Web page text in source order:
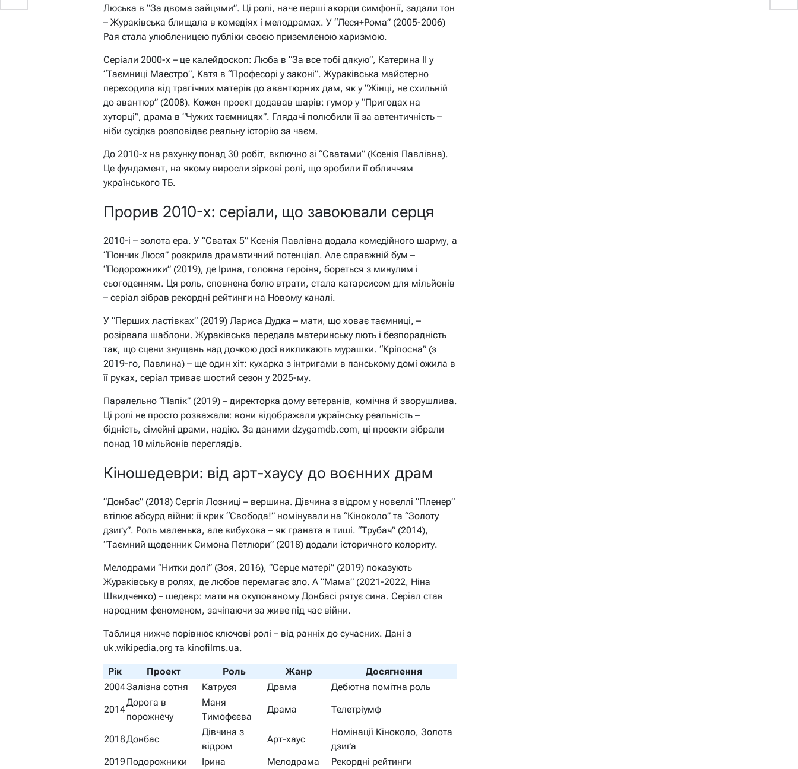
Люська в “За двома зайцями”. Ці ролі, наче перші акорди симфонії, задали тон
– Жураківська блищала в комедіях і мелодрамах. У “Леся+Рома” (2005-2006)
Рая стала улюбленицею публіки своєю приземленою харизмою.
Серіали 2000-х – це калейдоскоп: Люба в “За все тобі дякую”, Катерина II у
“Таємниці Маестро”, Катя в “Професорі у законі”. Жураківська майстерно
переходила від трагічних матерів до авантюрних дам, як у “Жінці, не схильній
до авантюр” (2008). Кожен проект додавав шарів: гумор у “Пригодах на
хуторці”, драма в “Чужих таємницях”. Глядачі полюбили її за автентичність –
ніби сусідка розповідає реальну історію за чаєм.
До 2010-х на рахунку понад 30 робіт, включно зі “Сватами” (Ксенія Павлівна).
Це фундамент, на якому виросли зіркові ролі, що зробили її обличчям
українського ТБ.
Прорив 2010-х: серіали, що завоювали серця
2010-і – золота ера. У “Сватах 5” Ксенія Павлівна додала комедійного шарму, а
“Пончик Люся” розкрила драматичний потенціал. Але справжній бум –
“Подорожники” (2019), де Ірина, головна героїня, бореться з минулим і
сьогоденням. Ця роль, сповнена болю втрати, стала катарсисом для мільйонів
– серіал зібрав рекордні рейтинги на Новому каналі.
У “Перших ластівках” (2019) Лариса Дудка – мати, що ховає таємниці, –
розірвала шаблони. Жураківська передала материнську лють і безпорадність
так, що сцени знущань над дочкою досі викликають мурашки. “Кріпосна” (з
2019-го, Павлина) – ще один хіт: кухарка з інтригами в панському домі ожила в
її руках, серіал триває шостий сезон у 2025-му.
Паралельно “Папік” (2019) – директорка дому ветеранів, комічна й зворушлива.
Ці ролі не просто розважали: вони відображали українську реальність –
бідність, сімейні драми, надію. За даними dzygamdb.com, ці проекти зібрали
понад 10 мільйонів переглядів.
Кіношедеври: від арт-хаусу до воєнних драм
“Донбас” (2018) Сергія Лозниці – вершина. Дівчина з відром у новеллі “Пленер”
втілює абсурд війни: її крик “Свобода!” номінували на “Кіноколо” та “Золоту
дзиґу”. Роль маленька, але вибухова – як граната в тиші. “Трубач” (2014),
“Таємний щоденник Симона Петлюри” (2018) додали історичного колориту.
Мелодрами “Нитки долі” (Зоя, 2016), “Серце матері” (2019) показують
Жураківську в ролях, де любов перемагає зло. А “Мама” (2021-2022, Ніна
Швидченко) – шедевр: мати на окупованому Донбасі рятує сина. Серіал став
народним феноменом, зачіпаючи за живе під час війни.
Таблиця нижче порівнює ключові ролі – від ранніх до сучасних. Дані з
uk.wikipedia.org та kinofilms.ua.
Рік Проект Роль Жанр
Досягнення
2004Залізна сотня Катруся Драма
Дебютна помітна роль
2014
Дорога в
порожнечу
Маня
Тимофєєва
Драма Телетріумф
2018Донбас
Дівчина з
відром
Арт-хаус
Номінації Кіноколо, Золота
дзиґа
2019Подорожники Ірина Мелодрама Рекордні рейтинги